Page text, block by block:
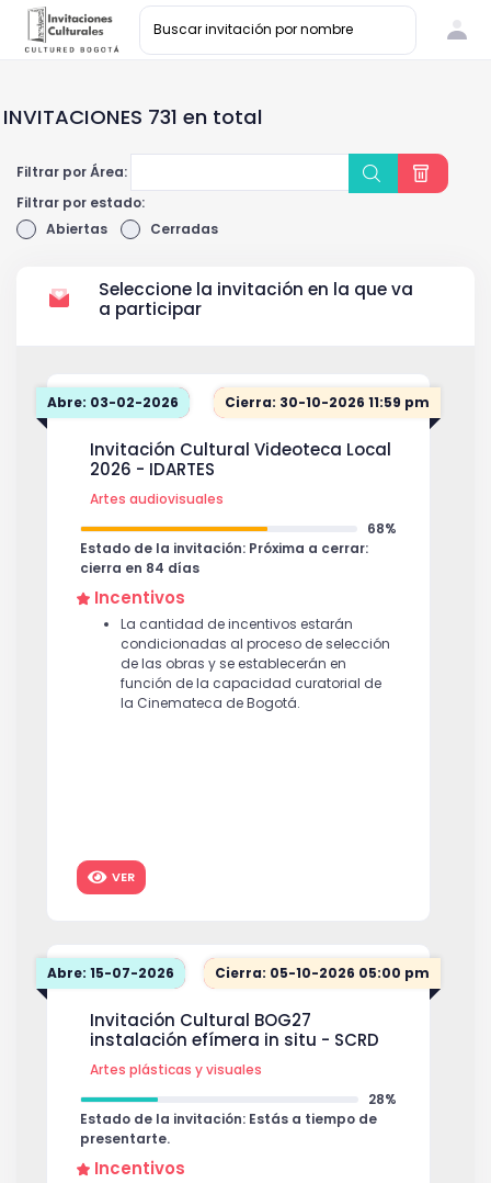
INVITACIONES 731 en total
Filtrar por Área:
Filtrar por estado:
Abiertas
Cerradas
Seleccione la invitación en la que va
a participar
Abre: 03-02-2026 Cierra: 30-10-2026 11:59 pm
Invitación Cultural Videoteca Local
2026 - IDARTES
Artes audiovisuales
68%
Estado de la invitación: Próxima a cerrar:
cierra en 84 días
Incentivos
La cantidad de incentivos estarán
condicionadas al proceso de selección
de las obras y se establecerán en
función de la capacidad curatorial de
la Cinemateca de Bogotá.
VER
Abre: 15-07-2026 Cierra: 05-10-2026 05:00 pm
Invitación Cultural BOG27
instalación efímera in situ - SCRD
Artes plásticas y visuales
28%
Estado de la invitación: Estás a tiempo de
presentarte.
Incentivos